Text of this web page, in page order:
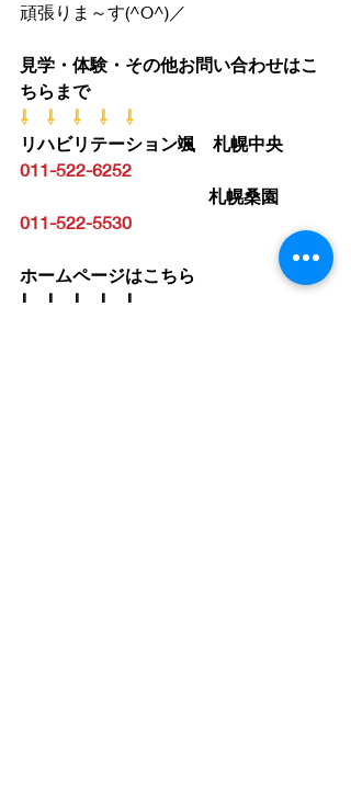
頑張りま～す(^O^)／
見学・体験・その他お問い合わせはこ
ちらまで
⇩　⇩　⇩　⇩　⇩
リハビリテーション颯　札幌中央
011-522-6252
札幌桑園
011-522-5530
ホームページはこちら
⇩　⇩　⇩　⇩　⇩